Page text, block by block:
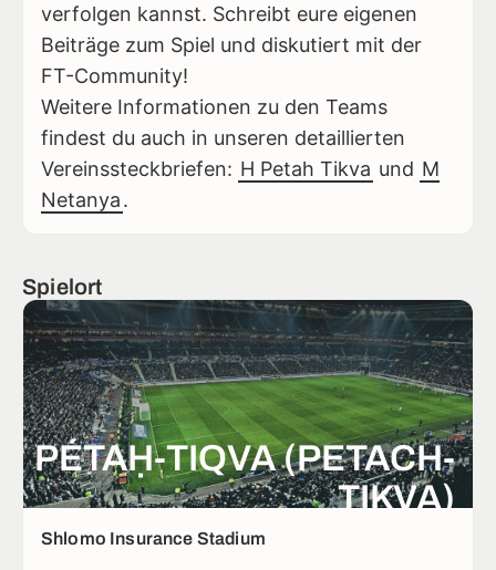
verfolgen kannst. Schreibt eure eigenen
Beiträge zum Spiel und diskutiert mit der
FT-Community!
Weitere Informationen zu den Teams
findest du auch in unseren detaillierten
Vereinssteckbriefen: H Petah Tikva und M
Netanya.
Spielort
PÉTAḤ-TIQVA (PETACH-
TIKVA)
Shlomo Insurance Stadium